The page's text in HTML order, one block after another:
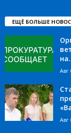
ЕЩЁ БОЛЬШЕ
Авг
Авг